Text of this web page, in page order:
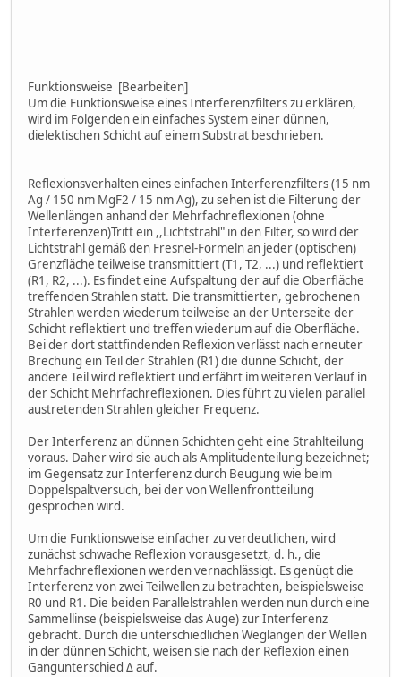
Funktionsweise [Bearbeiten]
Um die Funktionsweise eines Interferenzfilters zu erklären,
wird im Folgenden ein einfaches System einer dünnen,
dielektischen Schicht auf einem Substrat beschrieben.
Reflexionsverhalten eines einfachen Interferenzfilters (15 nm
Ag / 150 nm MgF2 / 15 nm Ag), zu sehen ist die Filterung der
Wellenlängen anhand der Mehrfachreflexionen (ohne
Interferenzen)Tritt ein ,,Lichtstrahl" in den Filter, so wird der
Lichtstrahl gemäß den Fresnel-Formeln an jeder (optischen)
Grenzfläche teilweise transmittiert (T1, T2, ...) und reflektiert
(R1, R2, ...). Es findet eine Aufspaltung der auf die Oberfläche
treffenden Strahlen statt. Die transmittierten, gebrochenen
Strahlen werden wiederum teilweise an der Unterseite der
Schicht reflektiert und treffen wiederum auf die Oberfläche.
Bei der dort stattfindenden Reflexion verlässt nach erneuter
Brechung ein Teil der Strahlen (R1) die dünne Schicht, der
andere Teil wird reflektiert und erfährt im weiteren Verlauf in
der Schicht Mehrfachreflexionen. Dies führt zu vielen parallel
austretenden Strahlen gleicher Frequenz.
Der Interferenz an dünnen Schichten geht eine Strahlteilung
voraus. Daher wird sie auch als Amplitudenteilung bezeichnet;
im Gegensatz zur Interferenz durch Beugung wie beim
Doppelspaltversuch, bei der von Wellenfrontteilung
gesprochen wird.
Um die Funktionsweise einfacher zu verdeutlichen, wird
zunächst schwache Reflexion vorausgesetzt, d. h., die
Mehrfachreflexionen werden vernachlässigt. Es genügt die
Interferenz von zwei Teilwellen zu betrachten, beispielsweise
R0 und R1. Die beiden Parallelstrahlen werden nun durch eine
Sammellinse (beispielsweise das Auge) zur Interferenz
gebracht. Durch die unterschiedlichen Weglängen der Wellen
in der dünnen Schicht, weisen sie nach der Reflexion einen
Gangunterschied Δ auf.